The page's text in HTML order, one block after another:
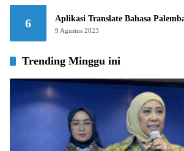
6 Aplikasi Translate Bahasa
9 Agustus 2023
Trending Minggu ini